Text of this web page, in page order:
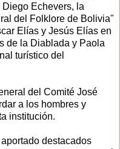
Diego Echevers, la
del Folklore de Bolivia"
Elías y Jesús Elías en
de la Diablada y Paola
turístico del
del Comité José
a los hombres y
institución.
destacados